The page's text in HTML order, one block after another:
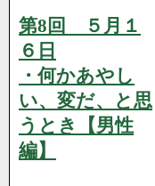
第8回 ５月１
６日
・何かあやし
い、変だ、と思
うとき【男性
編】